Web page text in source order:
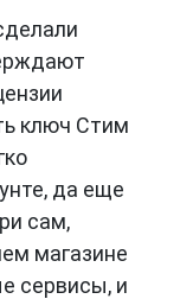
ключ Стим
да еще
сам,
магазине
сервисы, и